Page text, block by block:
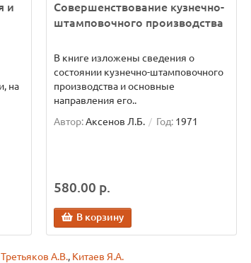
и
на
Совершенствование кузнечно-
штамповочного производства
В книге изложены сведения о
состоянии кузнечно-штамповочного
производства и основные
направления его..
Автор:Аксенов Л.Б. Год: 1971
580.00 р.
В корзину
Третьяков А.В., Китаев Я.А.